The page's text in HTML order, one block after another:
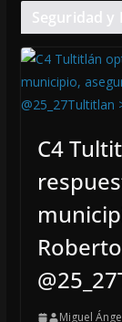
Seguridad y
C4
Miguel